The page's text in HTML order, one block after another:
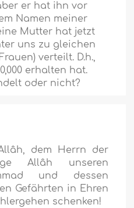
er hat ihn vor
Namen meiner
Mutter hat jetzt
uns zu gleichen
verteilt. D.h.,
erhalten hat.
oder nicht?
dem Herrn der
Allâh unseren
und dessen
Gefährten in Ehren
schenken!